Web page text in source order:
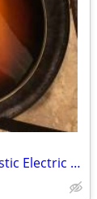
Epiphone Masterbilt DR-500MCE/VS Acoustic Electric solid wood Guitar